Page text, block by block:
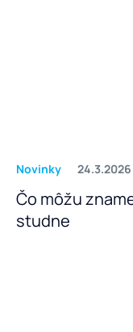
Novinky 24.3.2026
Čo môžu
studne